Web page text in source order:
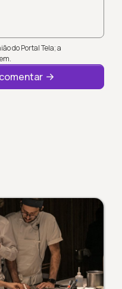
do Portal Tela; a